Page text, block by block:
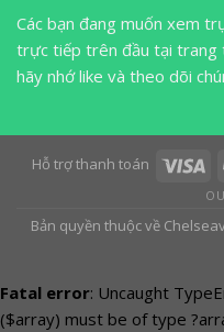
Các bạn đang muốn xem
trực tiếp trên đầu tại trang
hãy nhớ like và theo dõi
Hỗ trợ thanh toán
Bản quyền thuộc về
Fatal error: Uncaught
($array) must be of type